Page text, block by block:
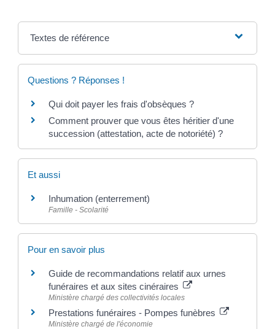
Textes de référence
Questions ? Réponses !
Qui doit payer les frais d'obsèques ?
Comment prouver que vous êtes héritier d'une
succession (attestation, acte de notoriété) ?
Et aussi
Inhumation (enterrement)
Famille - Scolarité
Pour en savoir plus
Guide de recommandations relatif aux urnes
funéraires et aux sites cinéraires
Ministère chargé des collectivités locales
Prestations funéraires - Pompes funèbres
Ministère chargé de l'économie